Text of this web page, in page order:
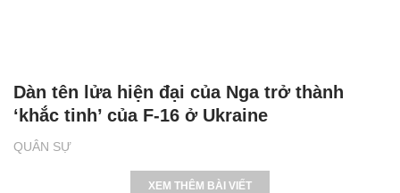
QUÂN SỰ
Dàn tên lửa hiện đại của Nga trở thành
‘khắc tinh’ của F-16 ở Ukraine
XEM THÊM BÀI VIẾT